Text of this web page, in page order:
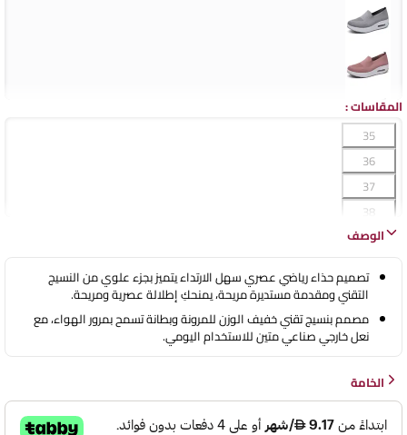
المقاسات:
35
36
37
38
39
41
42
43
الوصف
تصميم حذاء رياضي عصري سهل الارتداء يتميز بجزء علوي من النسيج
التقني ومقدمة مستديرة مريحة، يمنحكِ إطلالة عصرية ومريحة.
مصمم بنسيج تقني خفيف الوزن للمرونة وبطانة تسمح بمرور الهواء، مع
نعل خارجي صناعي متين للاستخدام اليومي.
الخامة